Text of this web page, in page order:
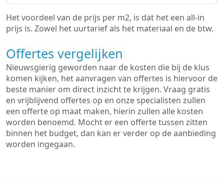
Het voordeel van de prijs per m2, is dat het een all-in
prijs is. Zowel het uurtarief als het materiaal en de btw.
Offertes vergelijken
Nieuwsgierig geworden naar de kosten die bij de klus
komen kijken, het aanvragen van offertes is hiervoor de
beste manier om direct inzicht te krijgen. Vraag gratis
en vrijblijvend offertes op en onze specialisten zullen
een offerte op maat maken, hierin zullen alle kosten
worden benoemd. Mocht er een offerte tussen zitten
binnen het budget, dan kan er verder op de aanbieding
worden ingegaan.